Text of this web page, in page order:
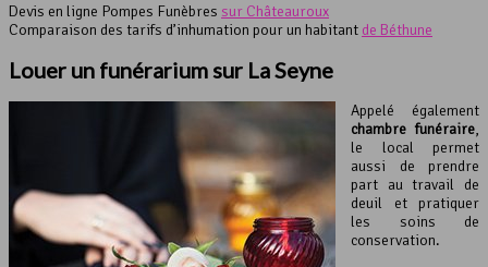
Devis en ligne Pompes Funèbres sur Châteauroux
Comparaison des tarifs d’inhumation pour un habitant de Béthune
Louer un funérariumsur La Seyne
Appelé également
chambre funéraire,
le local permet
aussi de prendre
part au travail de
deuil et pratiquer
les soins de
conservation.